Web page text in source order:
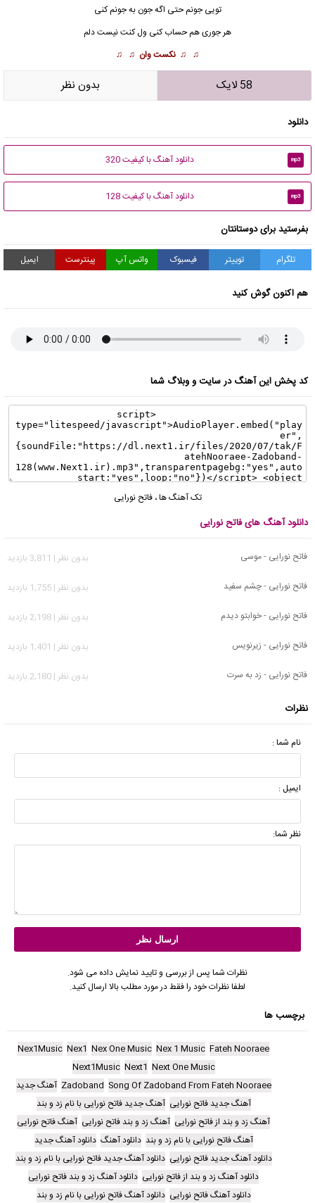
تویی جونم حتی اگه جون به جونم کنی
هر جوری هم حساب کنی ول کنت نیست دلم
♫ ♫ نکست وان ♫ ♫
58 لایک بدون نظر
دانلود
mp3 دانلود آهنگ با کیفیت 320
mp3 دانلود آهنگ با کیفیت 128
بفرستید برای دوستانتان
تلگرام توییتر فیسبوک واتس آپ پینترست ایمیل
هم اکنون گوش کنید
کد پخش این آهنگ در سایت و وبلاگ شما
تک آهنگ ها،فاتح نورایی
دانلود آهنگ های فاتح نورایی
فاتح نورایی - موسی
بدون نظر | 3,811 بازدید
فاتح نورایی - چشم سفید
بدون نظر | 1,755 بازدید
فاتح نورایی - خوابتو دیدم
بدون نظر | 2,198 بازدید
فاتح نورایی - زیرنویس
بدون نظر | 1,401 بازدید
فاتح نورایی - زد به سرت
بدون نظر | 2,180 بازدید
نظرات
نام شما :
ایمیل :
نظر شما:
نظرات شما پس از بررسی و تایید نمایش داده می شود.
لطفا نظرات خود را فقط در مورد مطلب بالا ارسال کنید.
برچسب ها
Fateh Nooraee
Nex 1 Music
Nex One Music
Nex1
Nex1Music
Next One Music
Next1
Next1Music
Song Of Zadoband From Fateh Nooraee
Zadoband آهنگ جدید
آهنگ جدید فاتح نورایی آهنگ جدید فاتح نورایی با نام زد و بند
آهنگ زد و بند از فاتح نورایی آهنگ زد و بند فاتح نورایی آهنگ فاتح نورایی
آهنگ فاتح نورایی با نام زد و بند دانلود آهنگ دانلود آهنگ جدید
دانلود آهنگ جدید فاتح نورایی دانلود آهنگ جدید فاتح نورایی با نام زد و بند
دانلود آهنگ زد و بند از فاتح نورایی دانلود آهنگ زد و بند فاتح نورایی
دانلود آهنگ فاتح نورایی دانلود آهنگ فاتح نورایی با نام زد و بند